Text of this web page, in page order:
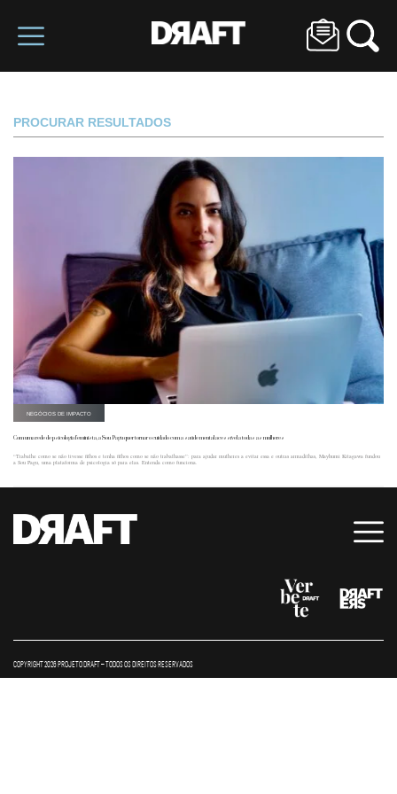
PROCURAR RESULTADOS
NEGÓCIOS DE IMPACTO
Com uma rede de psicologia feminista, a Sou Pagu quer tornar o cuidado com a saúde mental acessível a todas as mulheres
“Trabalhe como se não tivesse filhos e tenha filhos como se não trabalhasse”: para ajudar mulheres a evitar essa e outras armadilhas, Mayhumi Kitagawa fundou
a Sou Pagu, uma plataforma de psicologia só para elas. Entenda como funciona.
COPYRIGHT 2026 PROJETO DRAFT – TODOS OS DIREITOS RESERVADOS